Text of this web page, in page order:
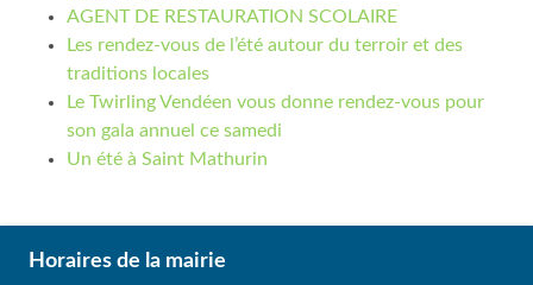
AGENT DE RESTAURATION SCOLAIRE
Les rendez-vous de l’été autour du terroir et des
traditions locales
Le Twirling Vendéen vous donne rendez-vous pour
son gala annuel ce samedi
Un été à Saint Mathurin
Horaires de la mairie